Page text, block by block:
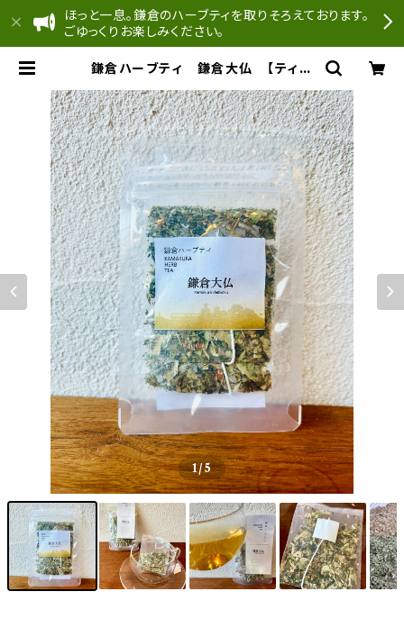
ほっと一息。鎌倉のハーブティを取りそろえております。
ごゆっくりお楽しみください。
鎌倉ハーブティ 鎌倉大仏 【ティー
1/5